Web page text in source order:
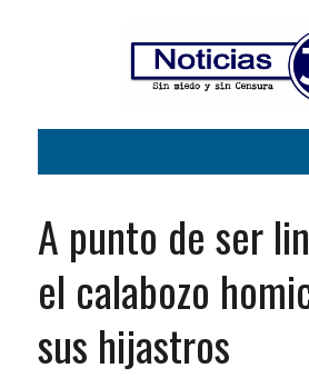
A punto de ser
el calabozo
sus hijastros